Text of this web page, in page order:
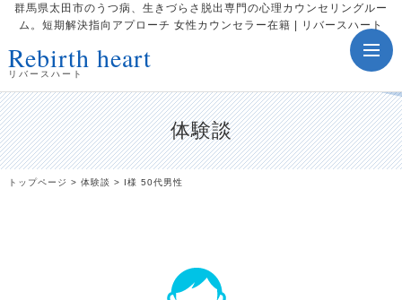
群馬県太田市のうつ病、生きづらさ脱出専門の心理カウンセリングルー
ム。短期解決指向アプローチ 女性カウンセラー在籍 | リバースハート
Rebirth heart
リバースハート
体験談
トップページ > 体験談 > I様 50代男性
toggle